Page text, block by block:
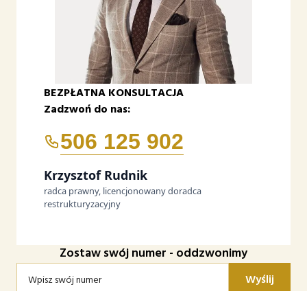
BEZPŁATNA KONSULTACJA
Zadzwoń do nas:
506 125 902
Krzysztof Rudnik
radca prawny, licencjonowany doradca
restrukturyzacyjny
Zostaw swój numer - oddzwonimy